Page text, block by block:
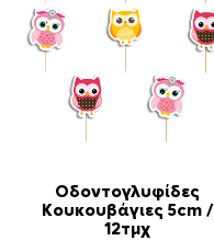
Οδοντογλυφίδες
Κουκουβάγιες 5cm /
12τμχ